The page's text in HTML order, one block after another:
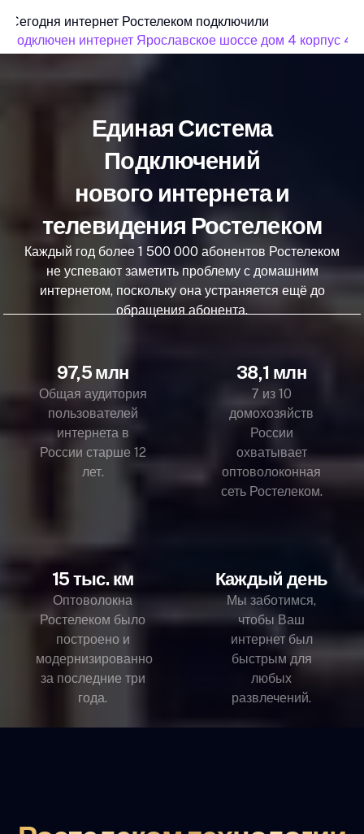
Сегодня интернет Ростелеком подключили
подключен интернет Ярославское шоссе дом 4 корпус 4
Единая Система
Подключений
нового интернета и
телевидения Ростелеком
Каждый год более 1 500 000 абонентов Ростелеком
не успевают заметить проблему с домашним
интернетом, поскольку она устраняется ещё до
обращения абонента.
97,5 млн
Общая аудитория
пользователей
интернета в
России старше 12
лет.
38,1 млн
7 из 10
домохозяйств
России
охватывает
оптоволоконная
сеть Ростелеком.
15 тыс. км
Оптоволокна
Ростелеком было
построено и
модернизированно
за последние три
года.
Каждый день
Мы заботимся,
чтобы Ваш
интернет был
быстрым для
любых
развлечений.